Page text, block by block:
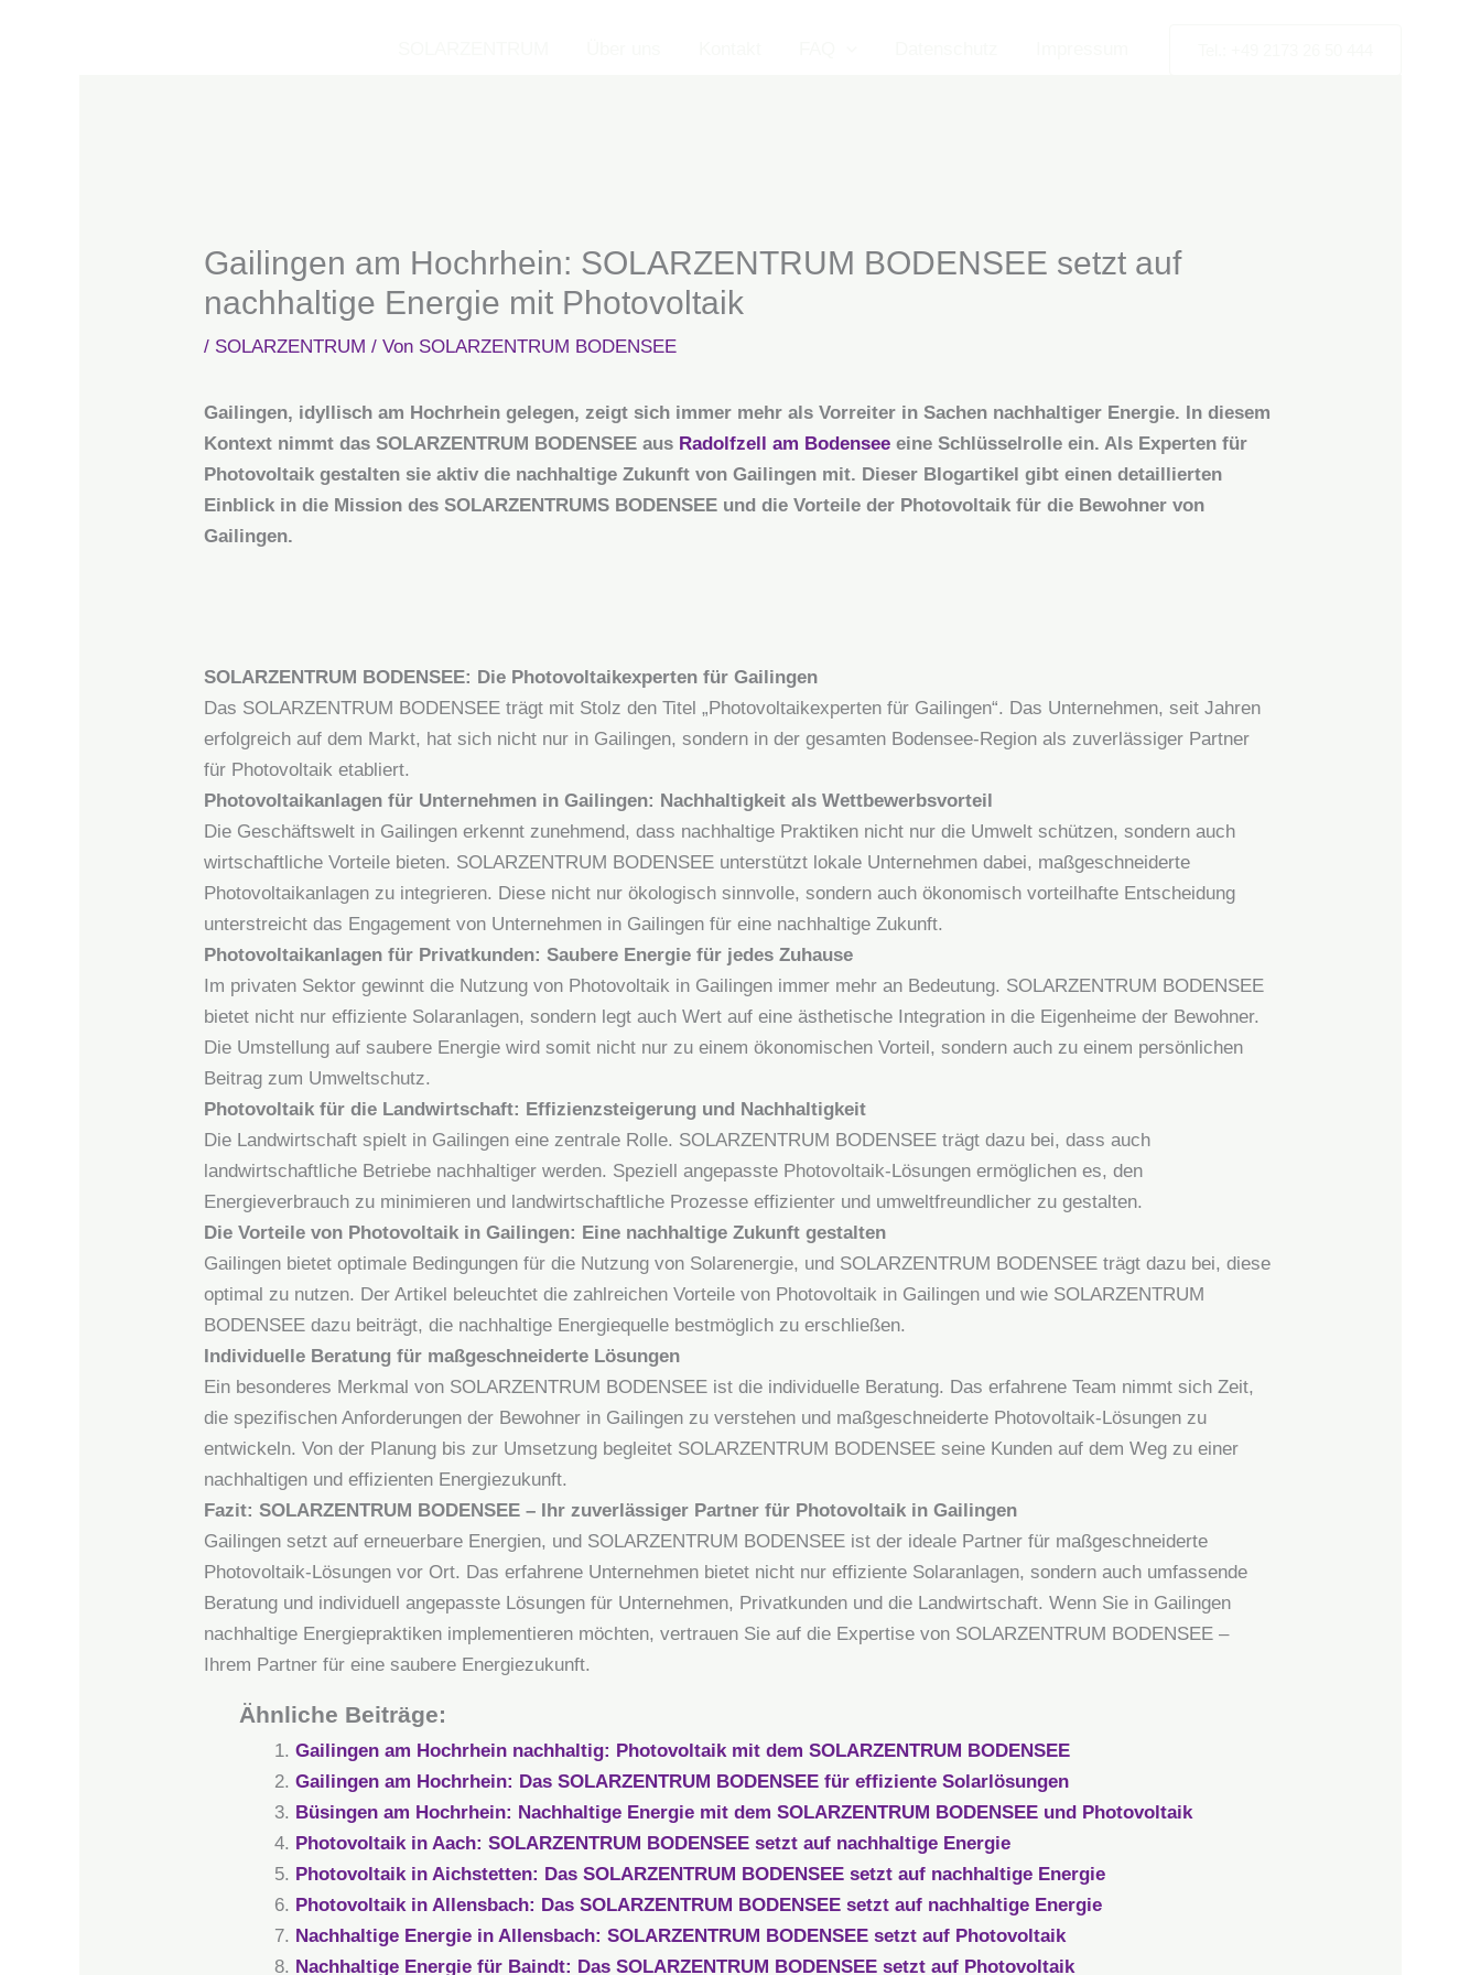
Gailingen am Hochrhein: SOLARZENTRUM BODENSEE setzt auf
nachhaltige Energie mit Photovoltaik
/ SOLARZENTRUM / Von SOLARZENTRUM BODENSEE
Gailingen, idyllisch am Hochrhein gelegen, zeigt sich immer mehr als Vorreiter in Sachen nachhaltiger Energie. In diesem
Kontext nimmt das SOLARZENTRUM BODENSEE aus Radolfzell am Bodensee eine Schlüsselrolle ein. Als Experten für
Photovoltaik gestalten sie aktiv die nachhaltige Zukunft von Gailingen mit. Dieser Blogartikel gibt einen detaillierten
Einblick in die Mission des SOLARZENTRUMS BODENSEE und die Vorteile der Photovoltaik für die Bewohner von
Gailingen.
SOLARZENTRUM BODENSEE: Die Photovoltaikexperten für Gailingen
Das SOLARZENTRUM BODENSEE trägt mit Stolz den Titel „Photovoltaikexperten für Gailingen“. Das Unternehmen, seit Jahren
erfolgreich auf dem Markt, hat sich nicht nur in Gailingen, sondern in der gesamten Bodensee-Region als zuverlässiger Partner
für Photovoltaik etabliert.
Photovoltaikanlagen für Unternehmen in Gailingen: Nachhaltigkeit als Wettbewerbsvorteil
Die Geschäftswelt in Gailingen erkennt zunehmend, dass nachhaltige Praktiken nicht nur die Umwelt schützen, sondern auch
wirtschaftliche Vorteile bieten. SOLARZENTRUM BODENSEE unterstützt lokale Unternehmen dabei, maßgeschneiderte
Photovoltaikanlagen zu integrieren. Diese nicht nur ökologisch sinnvolle, sondern auch ökonomisch vorteilhafte Entscheidung
unterstreicht das Engagement von Unternehmen in Gailingen für eine nachhaltige Zukunft.
Photovoltaikanlagen für Privatkunden: Saubere Energie für jedes Zuhause
Im privaten Sektor gewinnt die Nutzung von Photovoltaik in Gailingen immer mehr an Bedeutung. SOLARZENTRUM BODENSEE
bietet nicht nur effiziente Solaranlagen, sondern legt auch Wert auf eine ästhetische Integration in die Eigenheime der Bewohner.
Die Umstellung auf saubere Energie wird somit nicht nur zu einem ökonomischen Vorteil, sondern auch zu einem persönlichen
Beitrag zum Umweltschutz.
Photovoltaik für die Landwirtschaft: Effizienzsteigerung und Nachhaltigkeit
Die Landwirtschaft spielt in Gailingen eine zentrale Rolle. SOLARZENTRUM BODENSEE trägt dazu bei, dass auch
landwirtschaftliche Betriebe nachhaltiger werden. Speziell angepasste Photovoltaik-Lösungen ermöglichen es, den
Energieverbrauch zu minimieren und landwirtschaftliche Prozesse effizienter und umweltfreundlicher zu gestalten.
Die Vorteile von Photovoltaik in Gailingen: Eine nachhaltige Zukunft gestalten
Gailingen bietet optimale Bedingungen für die Nutzung von Solarenergie, und SOLARZENTRUM BODENSEE trägt dazu bei, diese
optimal zu nutzen. Der Artikel beleuchtet die zahlreichen Vorteile von Photovoltaik in Gailingen und wie SOLARZENTRUM
BODENSEE dazu beiträgt, die nachhaltige Energiequelle bestmöglich zu erschließen.
Individuelle Beratung für maßgeschneiderte Lösungen
Ein besonderes Merkmal von SOLARZENTRUM BODENSEE ist die individuelle Beratung. Das erfahrene Team nimmt sich Zeit,
die spezifischen Anforderungen der Bewohner in Gailingen zu verstehen und maßgeschneiderte Photovoltaik-Lösungen zu
entwickeln. Von der Planung bis zur Umsetzung begleitet SOLARZENTRUM BODENSEE seine Kunden auf dem Weg zu einer
nachhaltigen und effizienten Energiezukunft.
Fazit: SOLARZENTRUM BODENSEE – Ihr zuverlässiger Partner für Photovoltaik in Gailingen
Gailingen setzt auf erneuerbare Energien, und SOLARZENTRUM BODENSEE ist der ideale Partner für maßgeschneiderte
Photovoltaik-Lösungen vor Ort. Das erfahrene Unternehmen bietet nicht nur effiziente Solaranlagen, sondern auch umfassende
Beratung und individuell angepasste Lösungen für Unternehmen, Privatkunden und die Landwirtschaft. Wenn Sie in Gailingen
nachhaltige Energiepraktiken implementieren möchten, vertrauen Sie auf die Expertise von SOLARZENTRUM BODENSEE –
Ihrem Partner für eine saubere Energiezukunft.
Ähnliche Beiträge:
Gailingen am Hochrhein nachhaltig: Photovoltaik mit dem SOLARZENTRUM BODENSEE
Gailingen am Hochrhein: Das SOLARZENTRUM BODENSEE für effiziente Solarlösungen
Büsingen am Hochrhein: Nachhaltige Energie mit dem SOLARZENTRUM BODENSEE und Photovoltaik
Photovoltaik in Aach: SOLARZENTRUM BODENSEE setzt auf nachhaltige Energie
Photovoltaik in Aichstetten: Das SOLARZENTRUM BODENSEE setzt auf nachhaltige Energie
Photovoltaik in Allensbach: Das SOLARZENTRUM BODENSEE setzt auf nachhaltige Energie
Nachhaltige Energie in Allensbach: SOLARZENTRUM BODENSEE setzt auf Photovoltaik
Nachhaltige Energie für Baindt: Das SOLARZENTRUM BODENSEE setzt auf Photovoltaik